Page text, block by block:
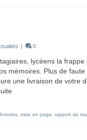
| 0
lycéens la frappe
mémoires. Plus de faute
une livraison de votre
, mise en page rapport de